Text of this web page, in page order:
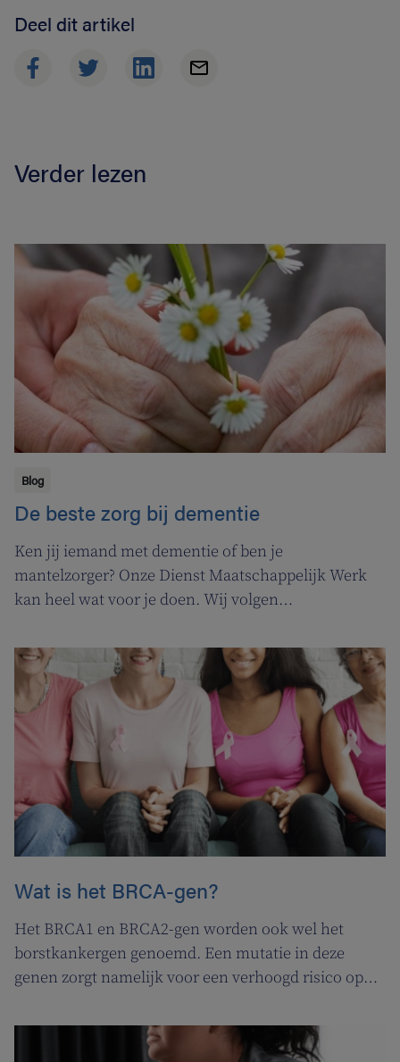
Deel dit artikel
Verder lezen
Blog
De beste zorg bij dementie
Ken jij iemand met dementie of ben je
mantelzorger? Onze Dienst Maatschappelijk Werk
kan heel wat voor je doen. Wij volgen
zorgplan maakt voor Jossé en Maurice.
Wat is het BRCA-gen?
Het BRCA1 en BRCA2-gen worden ook wel het
borstkankergen genoemd. Een mutatie in deze
genen zorgt namelijk voor een verhoogd risico op
borstkanker. Lees hieronder wat het BRCA-gen
precies is, hoe je kunt bepalen of jij deze genmutatie